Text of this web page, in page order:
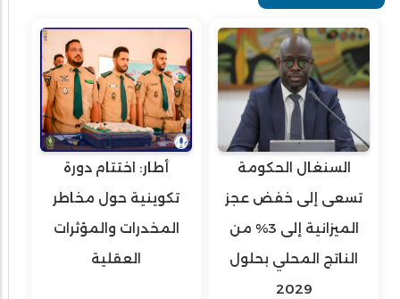
السنغال الحكومة
تسعى إلى خفض عجز
الميزانية إلى 3% من
الناتج المحلي بحلول
2029
أطار: اختتام دورة
تكوينية حول مخاطر
المخدرات والمؤثرات
العقلية